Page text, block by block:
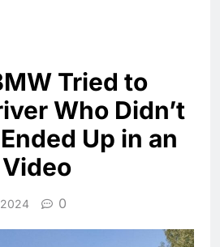
Tried to
Who Didn’t
Up in an
0